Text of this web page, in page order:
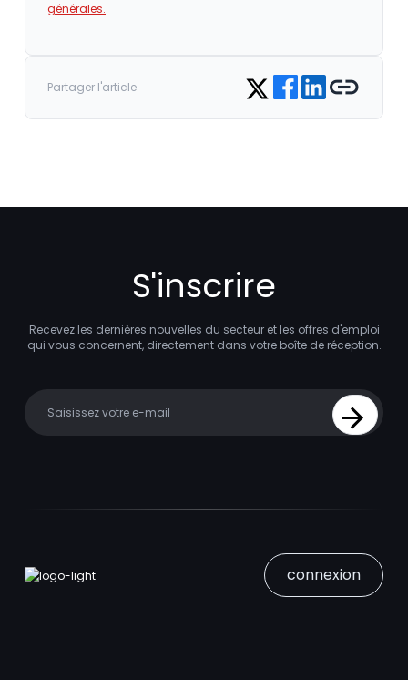
générales.
Partager l'article Share on Twitter
Share on Facebook
Share on LinkedIn
Copy link
S'inscrire
Recevez les dernières nouvelles du secteur et les offres d'emploi
qui vous concernent, directement dans votre boîte de réception.
Sign Up
connexion